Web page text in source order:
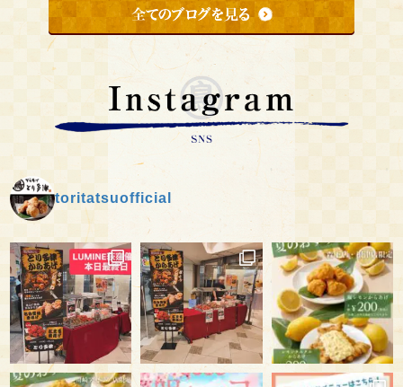
toritatsuofficial